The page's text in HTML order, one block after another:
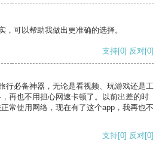
，可以帮助我做出更准确的选择。
支持[0] 反对[0]
行必备神器，无论是看视频、玩游戏还是工
再也不用担心网速卡顿了。以前出差的时
常使用网络，现在有了这个app，我再也不
支持[0] 反对[0]